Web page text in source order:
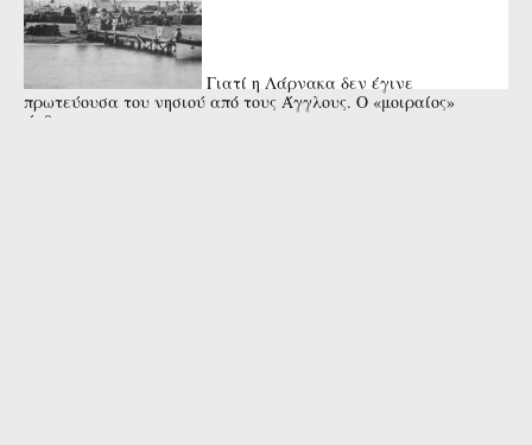
Γιατί η Λάρνακα δεν έγινε
πρωτεύουσα του νησιού από τους Άγγλους. Ο «μοιραίος»
άνθρωπος